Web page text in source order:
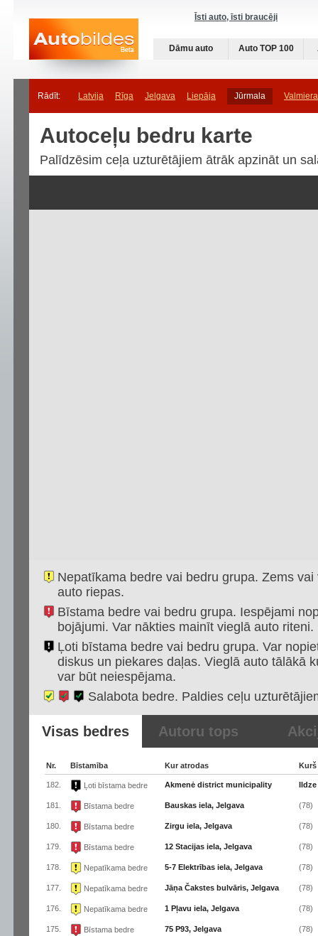
Īsti auto, īsti braucēji
Dāmu auto Auto TOP 100
Rādīt: Latvija Rīga Jelgava Liepāja Jūrmala Valmiera
Autoceļu bedru karte
Palīdzēsim ceļa uzturētājiem ātrāk apzināt un
Nepatīkama bedre vai bedru grupa. Zems
auto riepas.
Bīstama bedre vai bedru grupa. Iespējami
bojājumi. Var nākties mainīt vieglā auto riteni.
Ļoti bīstama bedre vai bedru grupa. Var
diskus un piekares daļas. Vieglā auto tālākā
var būt neiespējama.
Salabota bedre. Paldies ceļu
Visas bedres Autoru tops
Nr. Bīstamība Kur atrodas Kurš
182. Ļoti bīstama bedre Akmenė district municipality
181. Bīstama bedre Bauskas iela, Jelgava (78)
180. Bīstama bedre Zirgu iela, Jelgava (78)
179. Bīstama bedre 12 Stacijas iela, Jelgava (78)
178. Nepatīkama bedre 5-7 Elektrības iela, Jelgava (78)
177. Nepatīkama bedre Jāņa Čakstes bulvāris, Jelgava (78)
176. Nepatīkama bedre 1 Pļavu iela, Jelgava (78)
175. Bīstama bedre 75 P93, Jelgava (78)